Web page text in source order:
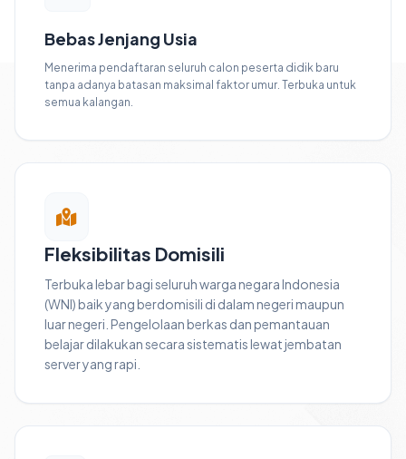
Bebas Jenjang Usia
Menerima pendaftaran seluruh calon peserta didik baru
tanpa adanya batasan maksimal faktor umur. Terbuka untuk
semua kalangan.
Fleksibilitas Domisili
Terbuka lebar bagi seluruh warga negara Indonesia
(WNI) baik yang berdomisili di dalam negeri maupun
luar negeri. Pengelolaan berkas dan pemantauan
belajar dilakukan secara sistematis lewat jembatan
server yang rapi.